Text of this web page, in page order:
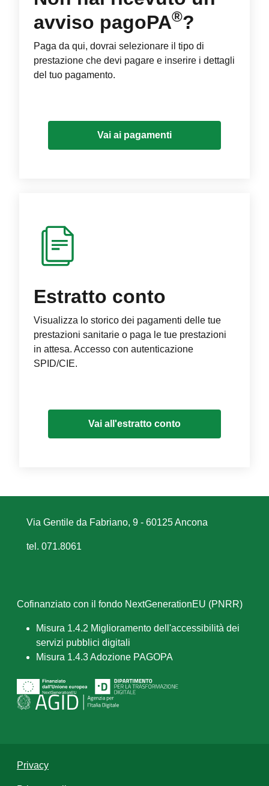
avviso pagoPA®?
Paga da qui, dovrai selezionare il tipo di
prestazione che devi pagare e inserire i dettagli
del tuo pagamento.
Vai ai pagamenti
Estratto conto
Visualizza lo storico dei pagamenti delle tue
prestazioni sanitarie o paga le tue prestazioni
in attesa. Accesso con autenticazione
SPID/CIE.
Vai all'estratto conto
Via Gentile da Fabriano, 9 - 60125 Ancona
tel. 071.8061
Cofinanziato con il fondo NextGenerationEU (PNRR)
Misura 1.4.2 Miglioramento dell'accessibilità dei
servizi pubblici digitali
Misura 1.4.3 Adozione PAGOPA
Privacy